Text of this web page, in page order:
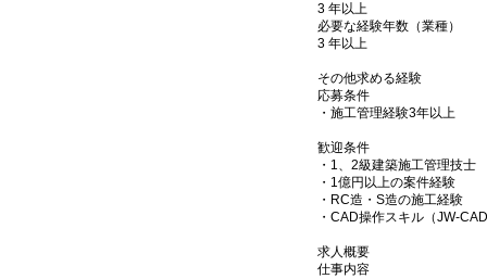
3 年以上
必要な経験年数（業種）
3 年以上
その他求める経験
応募条件
・施工管理経験3年以上
歓迎条件
・1、2級建築施工管理技士
・1億円以上の案件経験
・RC造・S造の施工経験
・CAD操作スキル（JW-
求人概要
仕事内容